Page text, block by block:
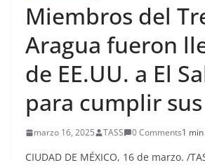
Miembros del
Aragua fueron
de EE.UU. a El
para cumplir
marzo 16, 2025 TASS 0 Comments1
CIUDAD DE MÉXICO, 16 de marzo. /